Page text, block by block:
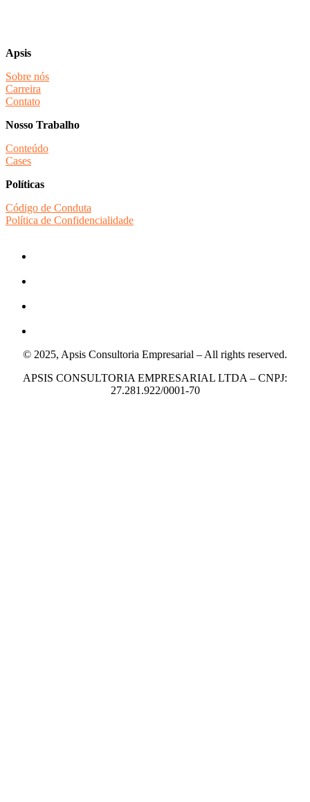
Apsis
Sobre nós
Carreira
Contato
Nosso Trabalho
Conteúdo
Cases
Políticas
Código de Conduta
Política de Confidencialidade
© 2025, Apsis Consultoria Empresarial – All rights reserved.
APSIS CONSULTORIA EMPRESARIAL LTDA – CNPJ:
27.281.922/0001-70